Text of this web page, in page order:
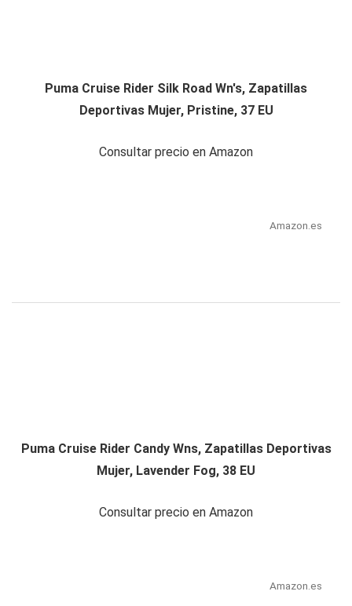
Puma Cruise Rider Silk Road Wn's, Zapatillas
Deportivas Mujer, Pristine, 37 EU
Consultar precio en Amazon
Amazon.es
Puma Cruise Rider Candy Wns, Zapatillas Deportivas
Mujer, Lavender Fog, 38 EU
Consultar precio en Amazon
Amazon.es